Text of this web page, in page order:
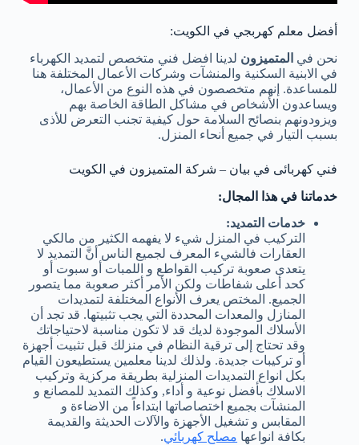
أفضل معلم كهربجي في الكويت:
نحن في المتميزون لدينا افضل فني متخصص لتمديد الكهرباء
في الابنية السكنية والمنشآت وشركات الأعمال المختلفة هنا
للمساعدة. إنهم متخصصون في هذه النوع من الأعمال،
ويساعدون الأشخاص في مشاكل الطاقة الخاصة بهم
ويزودونهم بنصائح السلامة حول كيفية تجنب التعرض للأذى
بسبب التيار في جميع أنحاء المنزل.
فني كهربائى في بيان – شركة المتميزون في الكويت
خدماتنا في هذا المجال:
خدمات التمديد:
التركيب في المنزل شيء لا يفهمه الكثير من مالكي
العقارات فالشيء المعرف لجميع الناس أنَّ التمديد لا
يتعدى صعوبة تركيب القواطع و اللمبات أو سبوت أو
كحد أعلى شفاطات ولكن الأمر أكثر صعوبة مما يتصور
الجميع. المختص يعرف الأنواع المختلفة لتمديدات
المنازل والمعدات المحددة التي يجب تثبيتها. قد تجد أن
الأسلاك الموجودة لديك قد لا تكون مناسبة لاحتياجاتك
وقد تحتاج إلى ترقية النظام في منزلك قبل تثبيت أجهزة
أو تركيبات جديدة. ولذلك لدينا معلمين يستطيعون القيام
بكل انواع التمديدات المنزلية بطريقة مركزية وتركيب
الاسلاك بأفضل نوعية و أداء, وكذلك التمديد للمصانع و
المنشآت بجميع اختصاصاتها ابتداءاً من الاضاءة و
المقابس و تشغيل الأجهزة والآلات الحديثة والقديمة
بكافة انواعها مصلح كهربائي.